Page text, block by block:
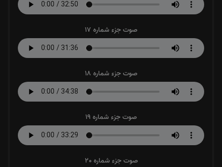
صوت جزء شماره 17
صوت جزء شماره 18
صوت جزء شماره 19
صوت جزء شماره 20